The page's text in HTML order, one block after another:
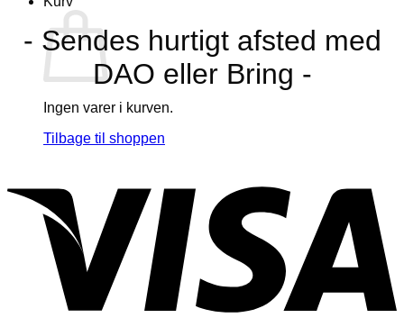
Ingen varer i kurven.
Tilbage til shoppen
- Sendes hurtigt afsted med
DAO eller Bring -